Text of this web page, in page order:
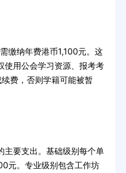
纳年费港币1,100元。这
使用公会学习资源、报考考
费，否则学籍可能被暂
要支出。基础级别每个单
元。专业级别包含工作坊